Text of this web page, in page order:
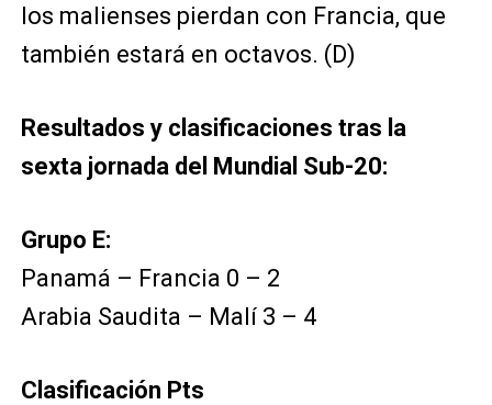
los malienses pierdan con Francia, que
también estará en octavos. (D)
Resultados y clasificaciones tras la
sexta jornada del Mundial Sub-20:
Grupo E:
Panamá – Francia 0 – 2
Arabia Saudita – Malí 3 – 4
Clasificación Pts